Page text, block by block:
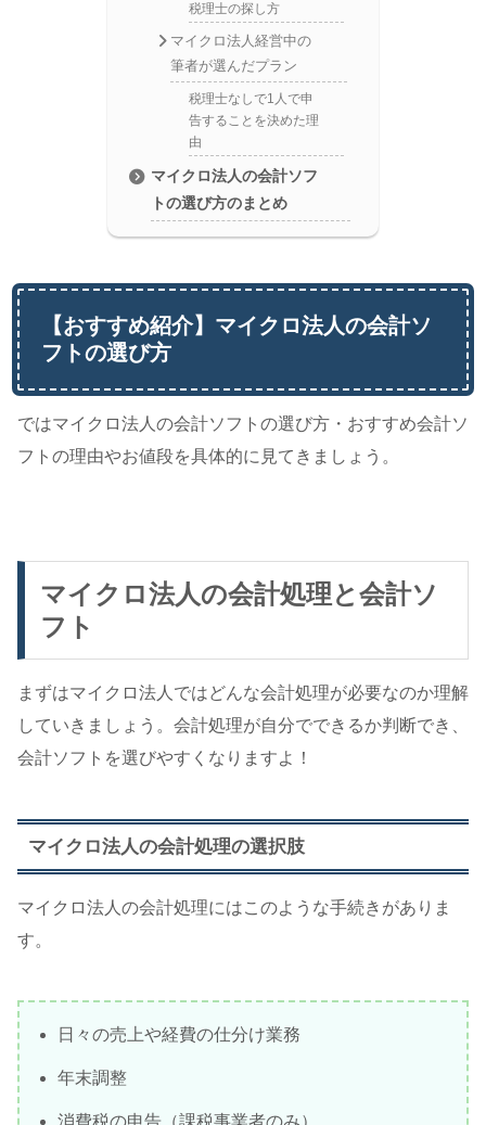
税理士の探し方
マイクロ法人経営中の
筆者が選んだプラン
税理士なしで1人で申
告することを決めた理
由
マイクロ法人の会計ソフ
トの選び方のまとめ
【おすすめ紹介】マイクロ法人の会計ソ
フトの選び方
ではマイクロ法人の会計ソフトの選び方・おすすめ会計ソ
フトの理由やお値段を具体的に見てきましょう。
マイクロ法人の会計処理と会計ソ
フト
まずはマイクロ法人ではどんな会計処理が必要なのか理解
していきましょう。会計処理が自分でできるか判断でき、
会計ソフトを選びやすくなりますよ！
マイクロ法人の会計処理の選択肢
マイクロ法人の会計処理にはこのような手続きがありま
す。
日々の売上や経費の仕分け業務
年末調整
消費税の申告（課税事業者のみ）